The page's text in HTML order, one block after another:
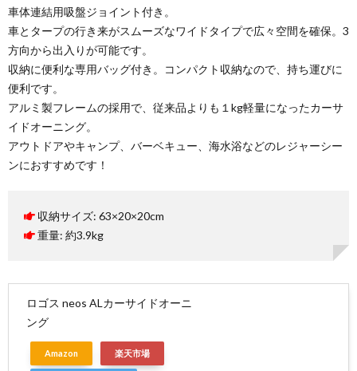
車体連結用吸盤ジョイント付き。
車とタープの行き来がスムーズなワイドタイプで広々空間を確保。3
方向から出入りが可能です。
収納に便利な専用バッグ付き。コンパクト収納なので、持ち運びに
便利です。
アルミ製フレームの採用で、従来品よりも１kg軽量になったカーサ
イドオーニング。
アウトドアやキャンプ、バーベキュー、海水浴などのレジャーシー
ンにおすすめです！
収納サイズ: 63×20×20cm
重量: 約3.9kg
ロゴス neos ALカーサイドオーニ
ング
Amazon 楽天市場